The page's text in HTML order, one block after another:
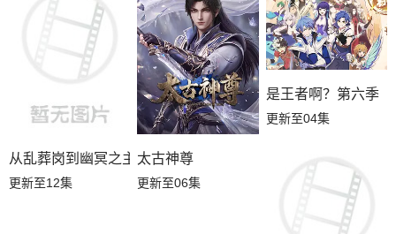
第09集 第08集
第07集 第06集 第05集
第04集 第03集 第02集
第01集
从乱葬岗到幽冥之主
更新至12集
太古神尊
更新至06集
是王者啊？第六季
更新至04集